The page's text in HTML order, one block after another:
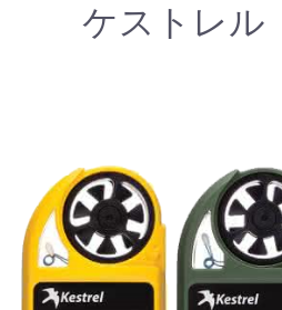
ケストレル